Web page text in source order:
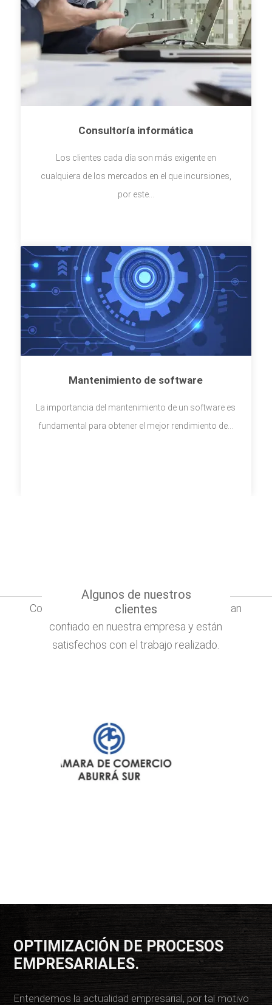
Consultoría informática
Los clientes cada día son más exigente en
cualquiera de los mercados en el que incursiones,
por este...
Mantenimiento de software
La importancia del mantenimiento de un software es
fundamental para obtener el mejor rendimiento de...
Algunos de nuestros
clientes
Conoce algunos de nuestros clientes que han
confiado en nuestra empresa y están
satisfechos con el trabajo realizado.
OPTIMIZACIÓN DE PROCESOS
EMPRESARIALES.
Entendemos la actualidad empresarial, por tal motivo